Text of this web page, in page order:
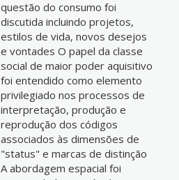
questão do consumo foi
discutida incluindo projetos,
estilos de vida, novos desejos
e vontades O papel da classe
social de maior poder aquisitivo
foi entendido como elemento
privilegiado nos processos de
interpretação, produção e
reprodução dos códigos
associados às dimensões de
"status" e marcas de distinção
A abordagem espacial foi